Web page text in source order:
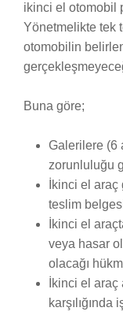
ikinci el otomobil
Yönetmelikte tek
otomobilin
Buna göre;
Galerilere (6
zorunluluğu
İkinci el
teslim
İkinci el
veya hasar
olacağı
İkinci el araç